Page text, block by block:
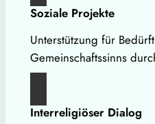
Soziale Projekte
Unterstützung für
Gemeinschaftssinns
Interreligiöser Dialog